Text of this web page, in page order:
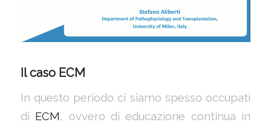
Il caso ECM
In questo periodo ci siamo spesso occupati
di ECM, ovvero di educazione continua in